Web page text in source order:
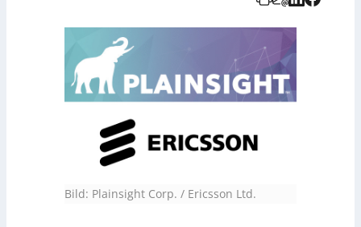
Bild: Plainsight Corp. / Ericsson Ltd.